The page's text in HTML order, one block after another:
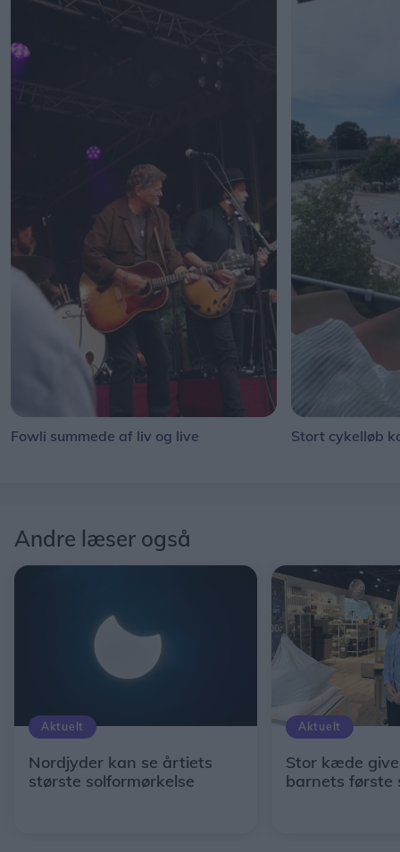
Fowli summede af liv og live Stort cykelløb
Andre læser også
Aktuelt
Nordjyder kan se årtiets
største solformørkelse
Aktuelt
Stor kæde
barnets første